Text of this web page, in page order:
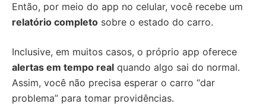
Então, por meio do app no celular, você recebe um
relatório completo sobre o estado do carro.
Inclusive, em muitos casos, o próprio app oferece
alertas em tempo real quando algo sai do normal.
Assim, você não precisa esperar o carro “dar
problema” para tomar providências.